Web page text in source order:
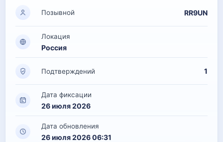
Позывной RR9UN
Локация
Россия
Подтверждений 1
Дата фиксации
26 июля 2026
Дата обновления
26 июля 2026 06:31